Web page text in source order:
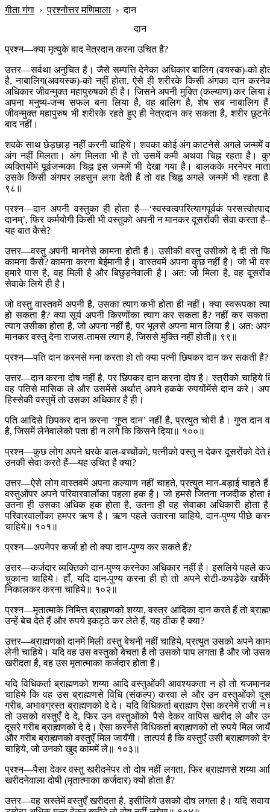
गीता गंगा ›प्रश्नोत्तर मणिमाला ›दान
दान
प्रश्न—क्या मृत्युके बाद नेत्रदान करना उचित है?
उत्तर—सर्वथा अनुचित है। जैसे सम्पत्ति देनेका अधिकार बालिग (वयस्क)-को
है, नाबालिग(अवयस्क)-को नहीं होता, ऐसे ही शरीरके किसी अंगका दान
अधिकार जीवन्मुक्त महापुरुषको ही है। जिसने अपनी मुक्ति (कल्याण) कर लिया
अपना मनुष्य-जन्म सफल बना लिया है, वह बालिग है, शेष सब नाबालिग
जीवन्मुक्त महापुरुष भी शरीरके रहते हुए ही नेत्रदान कर सकता है, शरीर
बाद नहीं।
शवके साथ छेड़छाड़ नहीं करनी चाहिये। शवका कोई अंग काटनेसे अगले जन्ममें
अंग नहीं मिलता। अंग मिलता भी है तो उसमें कमी अथवा चिह्न रहता है।
व्यक्तियोंमें पूर्वजन्मका चिह्न इस जन्ममें भी देखा गया है। बालकके मरनेपर
उसके किसी अंगपर लहसुन लगा देती हैं तो वह चिह्न अगले जन्ममें भी रहता
९८॥
प्रश्न—दान अपनी वस्तुका ही होता है—‘स्वस्वत्वपरित्यागपूर्वकं
दानम्’, फिर कर्मयोगी किसी भी वस्तुको अपनी न मानकर दूसरोंकी सेवा करता
यह बात कैसे?
उत्तर—वस्तु अपनी माननेसे कामना होती है। उसीकी वस्तु उसीको दे दी तो
कामना कैसे? कामना करना बेईमानी है। वास्तवमें अपना कुछ नहीं है। जो भी
हमारे पास है, वह मिली है और बिछुड़नेवाली है। अत: जो मिला है, वह
सेवाके लिये ही है।
जो वस्तु वास्तवमें अपनी है, उसका त्याग कभी होता ही नहीं। क्या स्वरूपका
हो सकता है? क्या सूर्य अपनी किरणोंका त्याग कर सकता है? नहीं कर
त्याग उसीका होता है, जो अपना नहीं है, पर भूलसे अपना मान लिया है। अत:
मानकर वस्तु देना राजस-तामस त्याग है, जिससे मुक्ति नहीं होती॥ ९९॥
प्रश्न—पति दान करनसे मना करता हो तो क्या पत्नी छिपकर दान कर सकती है?
उत्तर—दान करना दोष नहीं है, पर छिपकर दान करना दोष है। स्त्रीको चाहिये
वह पतिसे मासिक ले और उसमेंसे अर्थात् अपने हकके रुपयोंमेंसे दान करे।
हिस्सेकी वस्तुमें तो उसका अधिकार है ही।
पति आदिसे छिपकर दान करना ‘गुप्त दान’ नहीं है, प्रत्युत चोरी है। गुप्त दान
है, जिसमें लेनेवालेको पता ही न लगे कि किसने दिया॥ १००॥
प्रश्न—कुछ लोग अपने घरके बाल-बच्चोंको, पत्नीको वस्तु न देकर दूसरोंको देते
उनकी सेवा करते हैं—यह उचित है क्या?
उत्तर—ऐसे लोग वास्तवमें अपना कल्याण नहीं चाहते, प्रत्युत मान-बड़ाई चाहते
वस्तुओंपर अपने परिवारवालोंका पहला हक है। जो हमसे जितना नजदीक होता
उतना ही उसका अधिक हक होता है, उतना ही वह सेवाका अधिकारी होता
परिवारवालोंका हमपर ऋण है। ऋण पहले उतारना चाहिये, दान-पुण्य पीछे
चाहिये॥ १०१॥
प्रश्न—अपनेपर कर्जा हो तो क्या दान-पुण्य कर सकते हैं?
उत्तर—कर्जदार व्यक्तिको दान-पुण्य करनेका अधिकार नहीं है। इसलिये पहले
चुकाना चाहिये। हॉँ, यदि दान-पुण्य करना ही हो तो अपने रोटी-कपड़ेके
निकालकर करना चाहिये॥ १०२॥
प्रश्न—मृतात्माके निमित्त ब्राह्मणको शय्या, वस्त्र आदिका दान करते हैं तो
उन्हें बेच देते हैं और रुपये इकट्ठे कर लेते हैं, यह ठीक है क्या?
उत्तर—ब्राह्मणको दानमें मिली वस्तु बेचनी नहीं चाहिये, प्रत्युत उसको अपने
लेनी चाहिये। यदि वह उस वस्तुको बेचता है तो उसको पाप लगता है और जो
खरीदता है, वह उस मृतात्माका कर्जदार होता है।
यदि विधिकर्ता ब्राह्मणको शय्या आदि वस्तुओंकी आवश्यकता न हो तो
चाहिये कि वह उस ब्राह्मणसे विधि (संकल्प) करवा ले और उन वस्तुओंको
गरीब, अभावग्रस्त ब्राह्मणको दे दे। यदि विधिकर्ता ब्राह्मण ऐसा करनेमें राजी न
तो उसको वस्तुएँ दे दे, फिर उन वस्तुओंको पैसे देकर वापिस खरीद ले और
दूसरे गरीब ब्राह्मणको दे दे। ऐसा करनेसे विधिकर्ता ब्राह्मणको तो रुपये मिल
और गरीब ब्राह्मणको वस्तुएँ मिल जायँगी। तात्पर्य है कि वस्तुएँ उसी ब्राह्मणको
चाहिये, जो उनको खुद काममें ले॥ १०३॥
प्रश्न—पैसा देकर वस्तु खरीदनेपर तो दोष नहीं लगता, फिर ब्राह्मणसे शय्या
खरीदनेवाला दोषी (मृतात्माका कर्जदार) क्यों होता है?
उत्तर—वह सस्तेमें वस्तुएँ खरीदता है, इसीलिये उसको दोष लगता है। यदि